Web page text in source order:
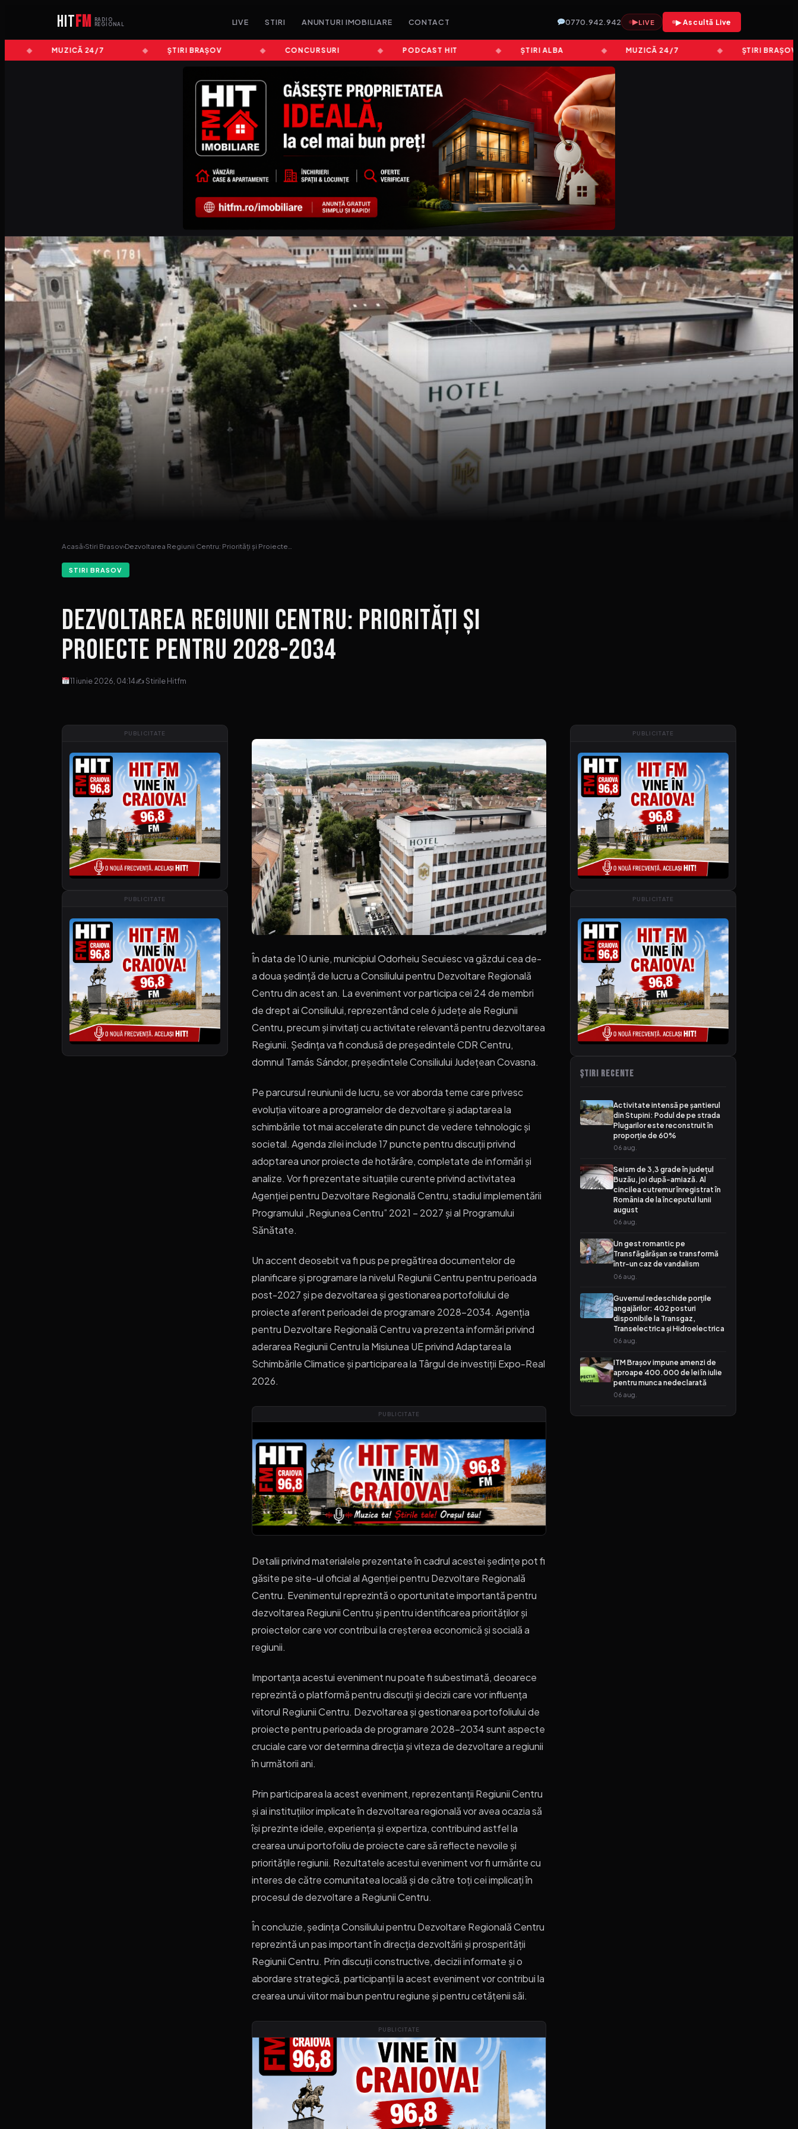
HITFM
RADIO
REGIONAL
LIVE STIRI ANUNTURI IMOBILIARE CONTACT 0770.942.942 ▶LIVE ▶ Ascultă Live
MUZICĂ 24/7 ȘTIRI BRAȘOV CONCURSURI PODCAST HIT ȘTIRI ALBA MUZICĂ 24/7 ȘTIRI BRAȘOV
Acasă›Stiri Brasov›Dezvoltarea Regiunii Centru: Priorități și Proiecte…
STIRI BRASOV
Dezvoltarea Regiunii Centru: Priorități și
Proiecte pentru 2028-2034
11 iunie 2026, 04:14✍ Stirile Hitfm
PUBLICITATE
PUBLICITATE
În data de 10 iunie, municipiul Odorheiu Secuiesc va găzdui cea de-
a doua ședință de lucru a Consiliului pentru Dezvoltare Regională
Centru din acest an. La eveniment vor participa cei 24 de membri
de drept ai Consiliului, reprezentând cele 6 județe ale Regiunii
Centru, precum și invitați cu activitate relevantă pentru dezvoltarea
Regiunii. Ședința va fi condusă de președintele CDR Centru,
domnul Tamás Sándor, președintele Consiliului Județean Covasna.
Pe parcursul reuniunii de lucru, se vor aborda teme care privesc
evoluția viitoare a programelor de dezvoltare și adaptarea la
schimbările tot mai accelerate din punct de vedere tehnologic și
societal. Agenda zilei include 17 puncte pentru discuții privind
adoptarea unor proiecte de hotărâre, completate de informări și
analize. Vor fi prezentate situațiile curente privind activitatea
Agenției pentru Dezvoltare Regională Centru, stadiul implementării
Programului „Regiunea Centru” 2021 – 2027 și al Programului
Sănătate.
Un accent deosebit va fi pus pe pregătirea documentelor de
planificare și programare la nivelul Regiunii Centru pentru perioada
post-2027 și pe dezvoltarea și gestionarea portofoliului de
proiecte aferent perioadei de programare 2028-2034. Agenția
pentru Dezvoltare Regională Centru va prezenta informări privind
aderarea Regiunii Centru la Misiunea UE privind Adaptarea la
Schimbările Climatice și participarea la Târgul de investiții Expo-Real
2026.
PUBLICITATE
Detalii privind materialele prezentate în cadrul acestei ședințe pot fi
găsite pe site-ul oficial al Agenției pentru Dezvoltare Regională
Centru. Evenimentul reprezintă o oportunitate importantă pentru
dezvoltarea Regiunii Centru și pentru identificarea priorităților și
proiectelor care vor contribui la creșterea economică și socială a
regiunii.
Importanța acestui eveniment nu poate fi subestimată, deoarece
reprezintă o platformă pentru discuții și decizii care vor influența
viitorul Regiunii Centru. Dezvoltarea și gestionarea portofoliului de
proiecte pentru perioada de programare 2028-2034 sunt aspecte
cruciale care vor determina direcția și viteza de dezvoltare a regiunii
în următorii ani.
Prin participarea la acest eveniment, reprezentanții Regiunii Centru
și ai instituțiilor implicate în dezvoltarea regională vor avea ocazia să
își prezinte ideile, experiența și expertiza, contribuind astfel la
crearea unui portofoliu de proiecte care să reflecte nevoile și
prioritățile regiunii. Rezultatele acestui eveniment vor fi urmărite cu
interes de către comunitatea locală și de către toți cei implicați în
procesul de dezvoltare a Regiunii Centru.
În concluzie, ședința Consiliului pentru Dezvoltare Regională Centru
reprezintă un pas important în direcția dezvoltării și prosperității
Regiunii Centru. Prin discuții constructive, decizii informate și o
abordare strategică, participanții la acest eveniment vor contribui la
crearea unui viitor mai bun pentru regiune și pentru cetățenii săi.
PUBLICITATE
PUBLICITATE
PUBLICITATE
ȘTIRI RECENTE
Activitate intensă pe șantierul
din Stupini: Podul de pe strada
Plugarilor este reconstruit în
proporție de 60%
06 aug.
Seism de 3,3 grade în județul
Buzău, joi după-amiază. Al
cincilea cutremur înregistrat în
România de la începutul lunii
august
06 aug.
Un gest romantic pe
Transfăgărășan se transformă
într-un caz de vandalism
06 aug.
Guvernul redeschide porțile
angajărilor: 402 posturi
disponibile la Transgaz,
Transelectrica și Hidroelectrica
06 aug.
ITM Brașov impune amenzi de
aproape 400.000 de lei în iulie
pentru munca nedeclarată
06 aug.